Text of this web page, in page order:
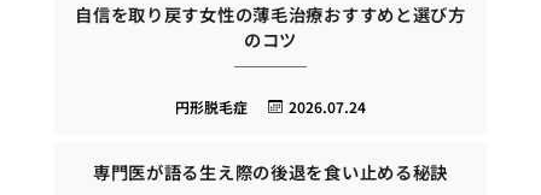
自信を取り戻す女性の薄毛治療おすすめと選び方
のコツ
2026.07.24
円形脱毛症
専門医が語る生え際の後退を食い止める秘訣